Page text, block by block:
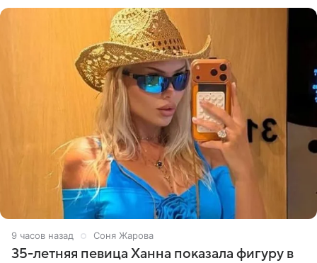
9 часов назад Соня Жарова
35-летняя певица Ханна показала фигуру в